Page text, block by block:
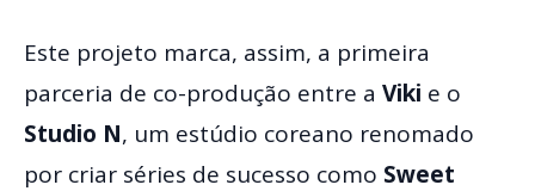
Este projeto marca, assim, a primeira
parceria de co-produção entre a Viki e o
Studio N, um estúdio coreano renomado
por criar séries de sucesso como Sweet